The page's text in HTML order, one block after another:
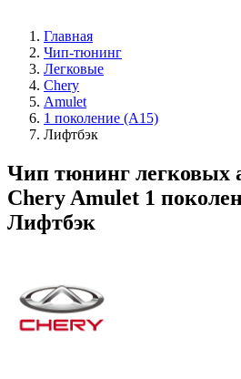
Главная
Чип-тюнинг
Легковые
Chery
Amulet
1 поколение (A15)
Лифтбэк
Чип тюнинг легковых
Chery Amulet 1
Лифтбэк